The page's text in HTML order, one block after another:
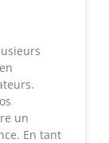
un
En tant